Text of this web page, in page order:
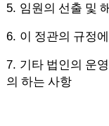
5. 임원의 선출 및
6. 이 정관의 규정
7. 기타 법인의 운
의 하는 사항